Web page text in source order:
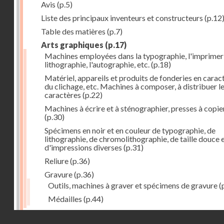
Avis (p.5)
Liste des principaux inventeurs et constructeurs (p.12)
Table des matières (p.7)
Arts graphiques (p.17)
Machines employées dans la typographie,
lithographie, l'autographie, etc. (p.18)
Matériel, appareils et produits de fonderies en
du clichage, etc. Machines à composer, à distribuer
caractères (p.22)
Machines à écrire et à sténographier, presses à
(p.30)
Spécimens en noir et en couleur de typographie, de
lithographie, de chromolithographie, de taille douce
d'impressions diverses (p.31)
Reliure(p.36)
Gravure(p.36)
Outils, machines à graver et spécimens de gravure
Médailles (p.44)